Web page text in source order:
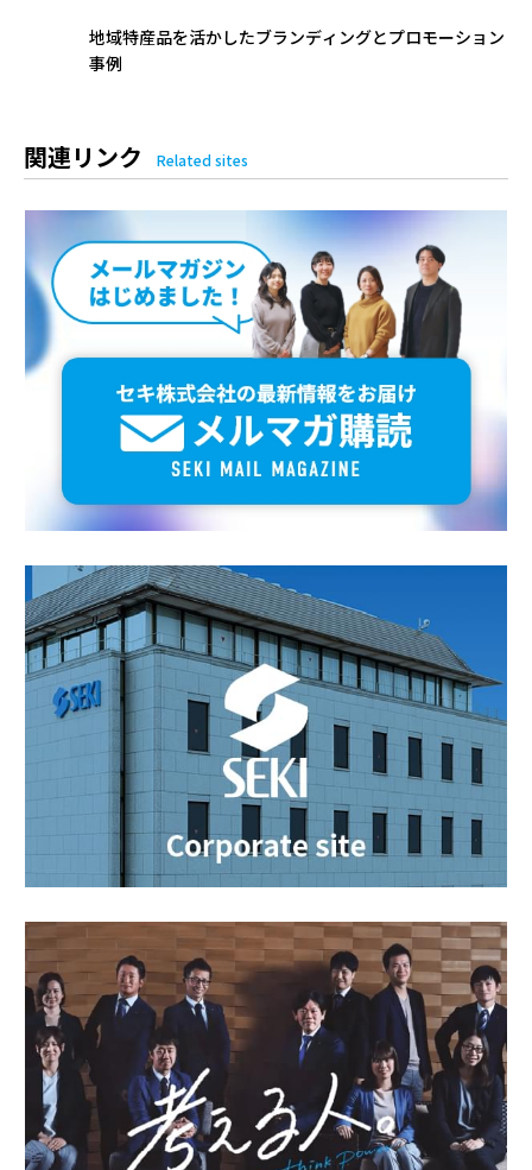
地域特産品を活かしたブランディングとプロモーション
事例
関連リンク Related sites